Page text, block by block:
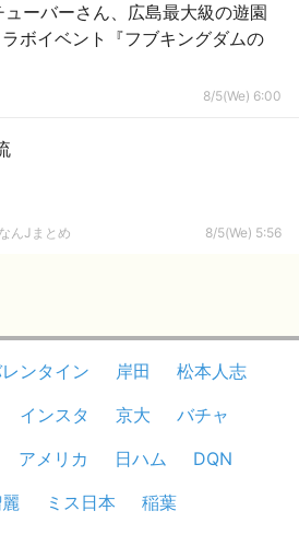
ューバーさん、広島最大級の遊園
ボイベント『フブキングダムの
8/5(We) 6:00
んJまとめ 8/5(We) 5:56
ンタイン 岸田
松本人志
インスタ 京大
バチャ
アメリカ 日ハム
DQN
ミス日本
稲葉